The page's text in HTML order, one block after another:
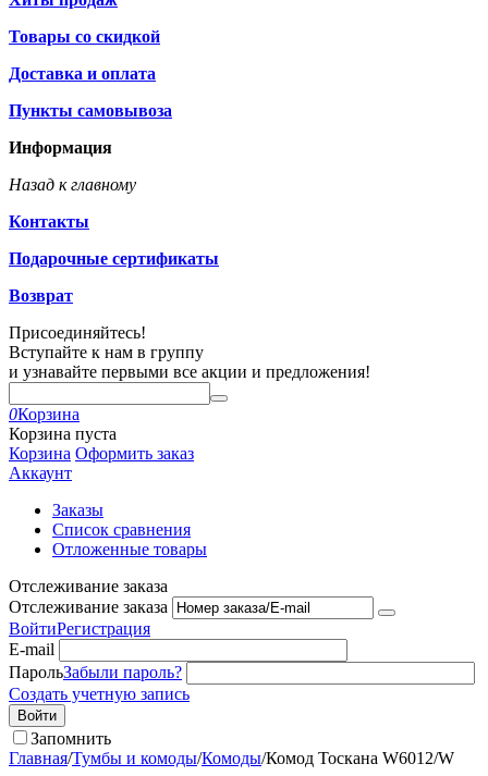
Товары со скидкой
Доставка и оплата
Пункты самовывоза
Информация
Назад к главному
Контакты
Подарочные сертификаты
Возврат
Присоединяйтесь!
Вступайте к нам в группу
и узнавайте первыми все акции и предложения!
0Корзина
Корзина пуста
Корзина Оформить заказ
Аккаунт
Заказы
Список сравнения
Отложенные товары
Отслеживание заказа
Отслеживание заказа
ВойтиРегистрация
E-mail
ПарольЗабыли пароль?
Создать учетную запись
Войти
Запомнить
Главная/Тумбы и комоды/Комоды/Комод Тоскана W6012/W